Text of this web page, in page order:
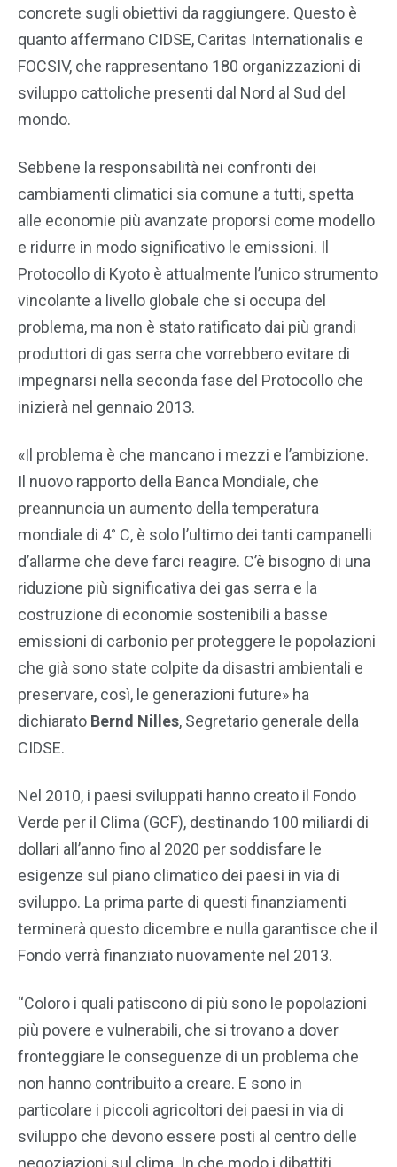
concrete sugli obiettivi da raggiungere. Questo è
quanto affermano CIDSE, Caritas Internationalis e
FOCSIV, che rappresentano 180 organizzazioni di
sviluppo cattoliche presenti dal Nord al Sud del
mondo.
Sebbene la responsabilità nei confronti dei
cambiamenti climatici sia comune a tutti, spetta
alle economie più avanzate proporsi come modello
e ridurre in modo significativo le emissioni. Il
Protocollo di Kyoto è attualmente l’unico strumento
vincolante a livello globale che si occupa del
problema, ma non è stato ratificato dai più grandi
produttori di gas serra che vorrebbero evitare di
impegnarsi nella seconda fase del Protocollo che
inizierà nel gennaio 2013.
«Il problema è che mancano i mezzi e l’ambizione.
Il nuovo rapporto della Banca Mondiale, che
preannuncia un aumento della temperatura
mondiale di 4° C, è solo l’ultimo dei tanti campanelli
d’allarme che deve farci reagire. C’è bisogno di una
riduzione più significativa dei gas serra e la
costruzione di economie sostenibili a basse
emissioni di carbonio per proteggere le popolazioni
che già sono state colpite da disastri ambientali e
preservare, così, le generazioni future» ha
dichiarato Bernd Nilles, Segretario generale della
CIDSE.
Nel 2010, i paesi sviluppati hanno creato il Fondo
Verde per il Clima (GCF), destinando 100 miliardi di
dollari all’anno fino al 2020 per soddisfare le
esigenze sul piano climatico dei paesi in via di
sviluppo. La prima parte di questi finanziamenti
terminerà questo dicembre e nulla garantisce che il
Fondo verrà finanziato nuovamente nel 2013.
“Coloro i quali patiscono di più sono le popolazioni
più povere e vulnerabili, che si trovano a dover
fronteggiare le conseguenze di un problema che
non hanno contribuito a creare. E sono in
particolare i piccoli agricoltori dei paesi in via di
sviluppo che devono essere posti al centro delle
negoziazioni sul clima. In che modo i dibattiti